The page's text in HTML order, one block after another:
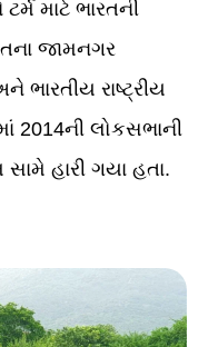
માટે ભારતની
જામનગર
ભારતીય રાષ્ટ્રીય
લોકસભાની
હારી ગયા હતા.